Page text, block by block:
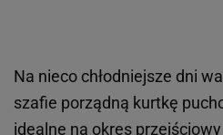
Na nieco chłodniejsze dni
szafie porządną kurtkę
idealne na okres